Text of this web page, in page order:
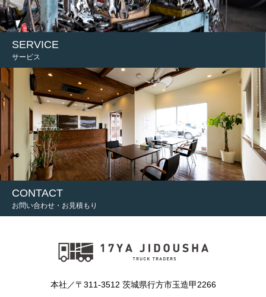
SERVICE
サービス
CONTACT
お問い合わせ・お見積もり
本社／〒311-3512 茨城県行方市玉造甲2266